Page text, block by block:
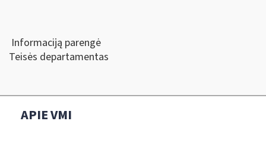
Informaciją parengė
Teisės departamentas
APIE VMI